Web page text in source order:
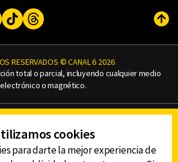
Instagram
TikTokThreads
RESERVADOS © CANAL 6 2026
total o parcial, incluyendo cualquier medio
electrónico o magnético.
AVISO DE PRIVACIDAD
DE LAS AUDIENCIAS
cookies
para darte la mejor experiencia de